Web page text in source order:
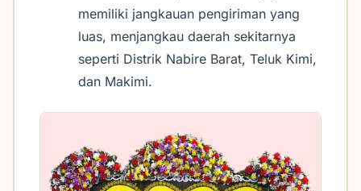
memiliki jangkauan pengiriman yang
luas, menjangkau daerah sekitarnya
seperti Distrik Nabire Barat, Teluk Kimi,
dan Makimi.